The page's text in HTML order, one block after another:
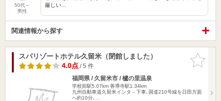
50代～
男性
厳しい…
関連情報から探す
お気に入
りに追加
スパリゾートホテル久留米（閉館しました）
4.0点/ 5 件
福岡県 / 久留米市 / 櫨の里温泉
学校前駅5.07km 善導寺駅1.34km
九州自動車道久留米インタ－下車､国道210号線を日田方面
へ約10分､…